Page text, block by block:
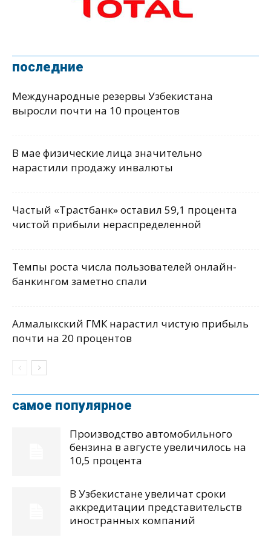
последние
Международные резервы Узбекистана
выросли почти на 10 процентов
В мае физические лица значительно
нарастили продажу инвалюты
Частый «Трастбанк» оставил 59,1 процента
чистой прибыли нераспределенной
Темпы роста числа пользователей онлайн-
банкингом заметно спали
Алмалыкский ГМК нарастил чистую прибыль
почти на 20 процентов
самое популярное
Производство автомобильного
бензина в августе увеличилось на
10,5 процента
В Узбекистане увеличат сроки
аккредитации представительств
иностранных компаний